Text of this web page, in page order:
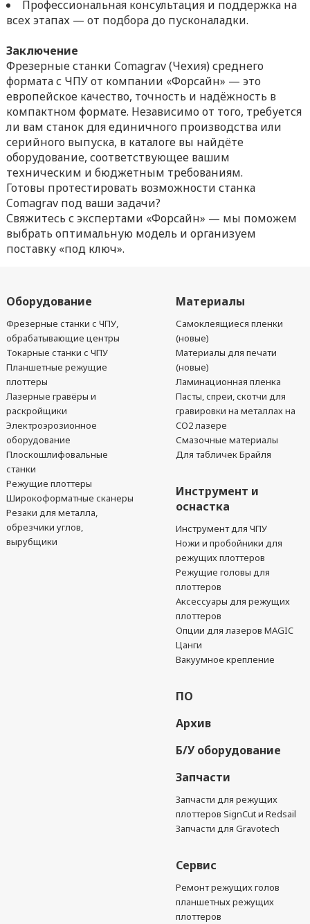
Профессиональная консультация и поддержка на
всех этапах — от подбора до пусконаладки.
Заключение
Фрезерные станки Comagrav (Чехия) среднего
формата с ЧПУ от компании «Форсайн» — это
европейское качество, точность и надёжность в
компактном формате. Независимо от того, требуется
ли вам станок для единичного производства или
серийного выпуска, в каталоге вы найдёте
оборудование, соответствующее вашим
техническим и бюджетным требованиям.
Готовы протестировать возможности станка
Comagrav под ваши задачи?
Свяжитесь с экспертами «Форсайн» — мы поможем
выбрать оптимальную модель и организуем
поставку «под ключ».
Оборудование
Фрезерные станки с ЧПУ,
обрабатывающие центры
Токарные станки с ЧПУ
Планшетные режущие
плоттеры
Лазерные гравёры и
раскройщики
Электроэрозионное
оборудование
Плоскошлифовальные
станки
Режущие плоттеры
Широкоформатные сканеры
Резаки для металла,
обрезчики углов,
вырубщики
Материалы
Самоклеящиеся пленки
(новые)
Материалы для печати
(новые)
Ламинационная пленка
Пасты, спреи, скотчи для
гравировки на металлах на
CO2 лазере
Смазочные материалы
Для табличек Брайля
Инструмент и
оснастка
Инструмент для ЧПУ
Ножи и пробойники для
режущих плоттеров
Режущие головы для
плоттеров
Аксессуары для режущих
плоттеров
Опции для лазеров MAGIC
Цанги
Вакуумное крепление
ПО
Архив
Б/У оборудование
Запчасти
Запчасти для режущих
плоттеров SignCut и Redsail
Запчасти для Gravotech
Сервис
Ремонт режущих голов
планшетных режущих
плоттеров